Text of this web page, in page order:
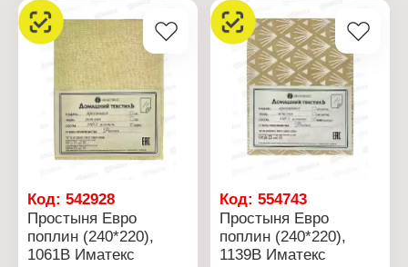
Цвет: орех
Материал: поплин
Состав ткани: 100%
хлопок
Плотность ткани: 110 г/
Количество: 2 шт
Материал: бязь
Состав ткани: 100%
хлопок
Плотность ткани: 120 г/
Способ застегивания:
клапан 20 см
Упаковка: ПВХ пакет с
вкладышем
Код: 542928
Простыня Евро
поплин (240*220),
1061В Иматекс
Код:554743
Простыня Евро
поплин (240*220),
1139В Иматекс